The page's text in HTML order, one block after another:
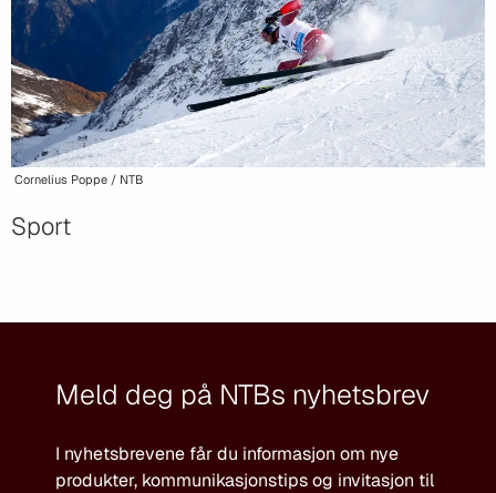
Cornelius Poppe / NTB
Sport
Meld deg på NTBs nyhetsbrev
I nyhetsbrevene får du informasjon om nye
produkter, kommunikasjonstips og invitasjon til